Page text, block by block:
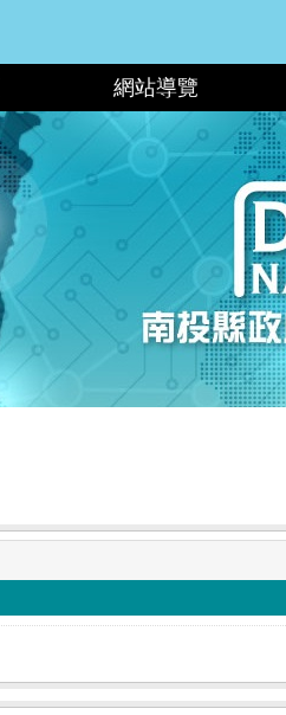
網站導覽